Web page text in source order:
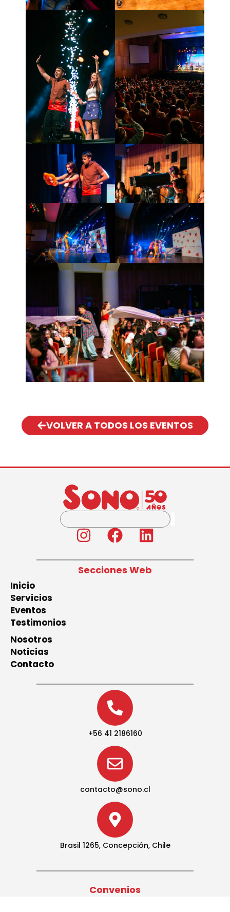
VOLVER A TODOS LOS EVENTOS
Secciones Web
Inicio
Servicios
Eventos
Testimonios
Nosotros
Noticias
Contacto
+56 41 2186160
contacto@sono.cl
Brasil 1265, Concepción, Chile
Convenios